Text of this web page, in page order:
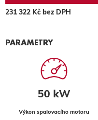
231 322 Kč bez DPH
PARAMETRY
50 kW
Výkon spalovacího motoru